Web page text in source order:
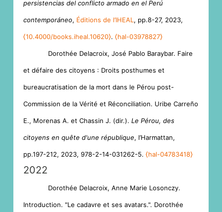
persistencias del conflicto armado en el Perú
contemporáneo, Éditions de l’IHEAL, pp.8-27, 2023,
⟨10.4000/books.iheal.10620⟩. ⟨hal-03978827⟩
Dorothée Delacroix, José Pablo Baraybar. Faire
et défaire des citoyens : Droits posthumes et
bureaucratisation de la mort dans le Pérou post-
Commission de la Vérité et Réconciliation. Uribe Carreño
E., Morenas A. et Chassin J. (dir.). Le Pérou, des
citoyens en quête d'une république, l’Harmattan,
pp.197-212, 2023, 978-2-14-031262-5. ⟨hal-04783418⟩
2022
Dorothée Delacroix, Anne Marie Losonczy.
Introduction. "Le cadavre et ses avatars.". Dorothée